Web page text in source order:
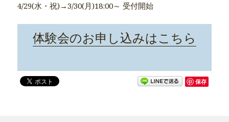
4/29(水・祝)→3/30(月)18:00～ 受付開始
体験会のお申し込みはこちら
保存